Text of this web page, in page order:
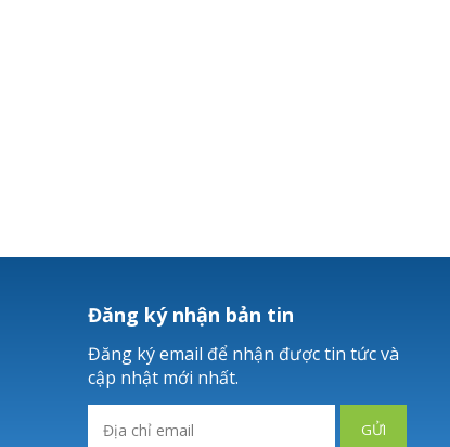
Đăng ký nhận bản tin
Đăng ký email để nhận được tin tức và
cập nhật mới nhất.
GỬI